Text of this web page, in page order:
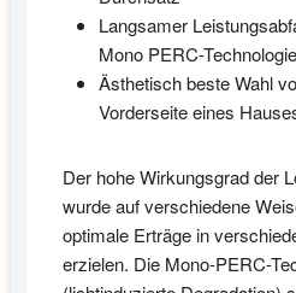
Langsamer
Mono PERC-
Ästhetisch beste Wahl
Vorderseite eines
Der hohe Wirkungsgrad der
wurde auf verschiedene
optimale Erträge in
erzielen. Die Mono-PERC-